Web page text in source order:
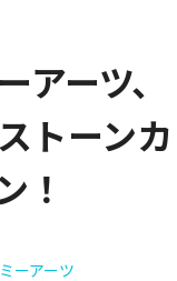
アーツ
トーン
！
ーアーツ